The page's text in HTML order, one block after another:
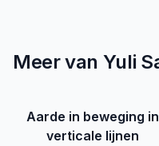
Meer van Yuli
Aarde in beweging in
verticale lijnen